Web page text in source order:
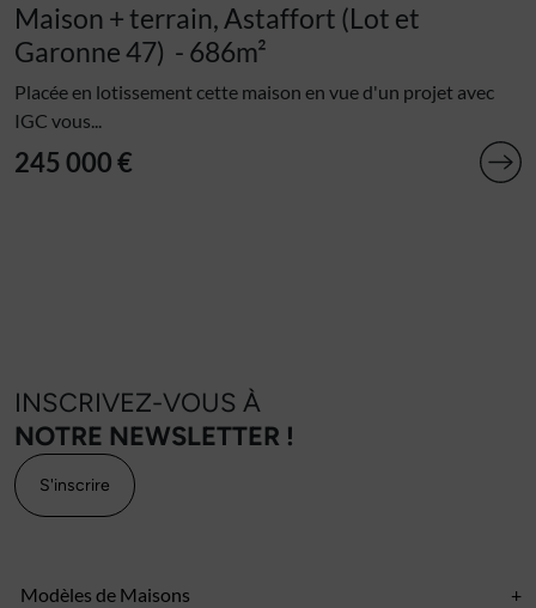
Maison + terrain, Astaffort (Lot et
Garonne 47) - 686m²
Placée en lotissement cette maison en vue d'un projet avec
IGC vous...
245 000 €
INSCRIVEZ-VOUS À
NOTRE NEWSLETTER !
S'inscrire
Modèles de Maisons